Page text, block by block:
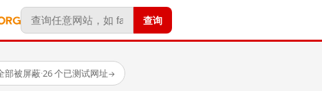
查询
部被屏蔽·26 个已测试网址→